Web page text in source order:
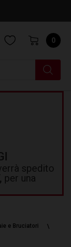
0
spedito
per una
e Bruciatori